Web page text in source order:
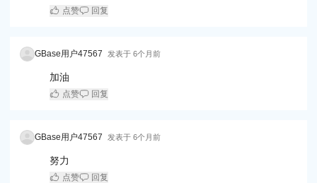
点赞 回复
GBase用户47567 发表于 6个月前
加油
点赞 回复
GBase用户47567 发表于 6个月前
努力
点赞 回复